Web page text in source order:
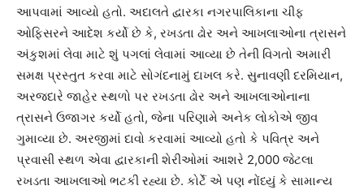
આપવામાં આવ્યો હતો. અદાલતે દ્વારકા નગરપાલિકાના ચીફ
ઓફિસરને આદેશ કર્યો છે કે, રખડતા ઢોર અને આખલાઓના ત્રાસને
અંકુશમાં લેવા માટે શું પગલાં લેવામાં આવ્યા છે તેની વિગતો અમારી
સમક્ષ પ્રસ્તુત કરવા માટે સોગંદનામું દાખલ કરે. સુનાવણી દરમિયાન,
અરજદારે જાહેર સ્થળો પર રખડતા ઢોર અને આખલાઓનાના
ત્રાસને ઉજાગર કર્યો હતો, જેના પરિણામે અનેક લોકોએ જીવ
ગુમાવ્યા છે. અરજીમાં દાવો કરવામાં આવ્યો હતો કે પવિત્ર અને
પ્રવાસી સ્થળ એવા દ્વારકાની શેરીઓમાં આશરે 2,000 જેટલા
રખડતા આખલાઓ ભટકી રહ્યા છે. કોર્ટે એ પણ નોંધ્યું કે સામાન્ય